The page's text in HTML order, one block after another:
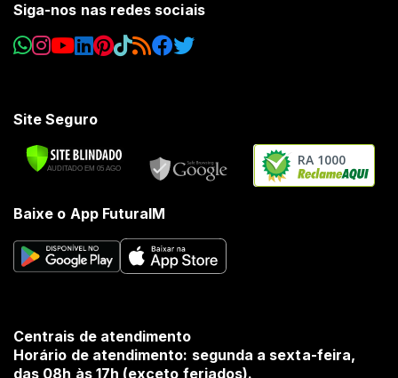
Siga-nos nas redes sociais
Site Seguro
RA 1000
Baixe o App FuturaIM
Centrais de atendimento
Horário de atendimento: segunda a sexta-feira,
das 08h às 17h (exceto feriados).